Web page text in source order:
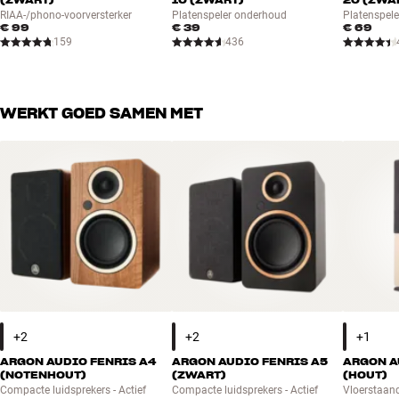
RIAA-/phono-voorversterker
€ 99
159
Platenspeler onderhoud
€ 39
436
€ 69
WERKT GOED SAMEN MET
ARGON AUDIO FENRIS A4
(NOTENHOUT)
Compacte luidsprekers - Actief
ARGON AUDIO FENRIS A5
(ZWART)
Compacte luidsprekers - Actief
ARGON
(HOUT)